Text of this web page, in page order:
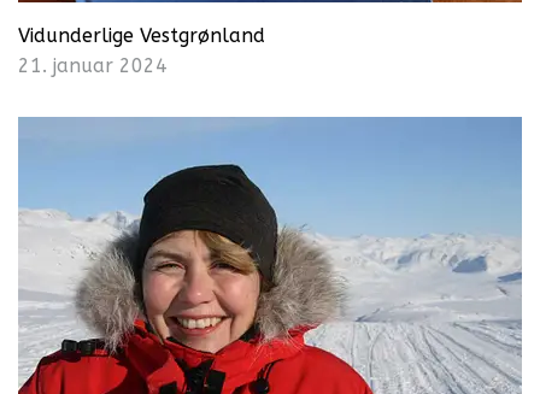
Vidunderlige Vestgrønland
21. januar 2024